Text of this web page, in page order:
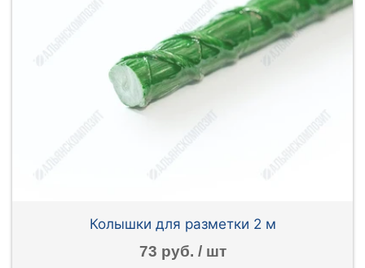
Колышки для разметки 2 м
73 руб. / шт